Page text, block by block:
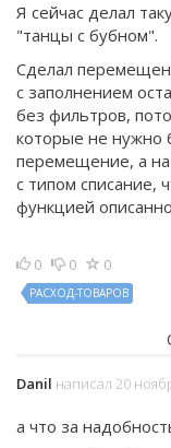
Я сейчас делал
"танцы с бубном".
Сделал
с заполнением
без фильтров,
которые не нужно
перемещение, а на
с типом списание,
функцией
0 0 0
РАСХОД-ТОВАРОВ
Danil написал 20
а что за